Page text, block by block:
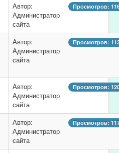
Автор:
Администратор
сайта
Просмотров:
Автор:
Администратор
сайта
Просмотров:
Автор:
Администратор
сайта
Просмотров:
Автор:
Администратор
сайта
Просмотров: